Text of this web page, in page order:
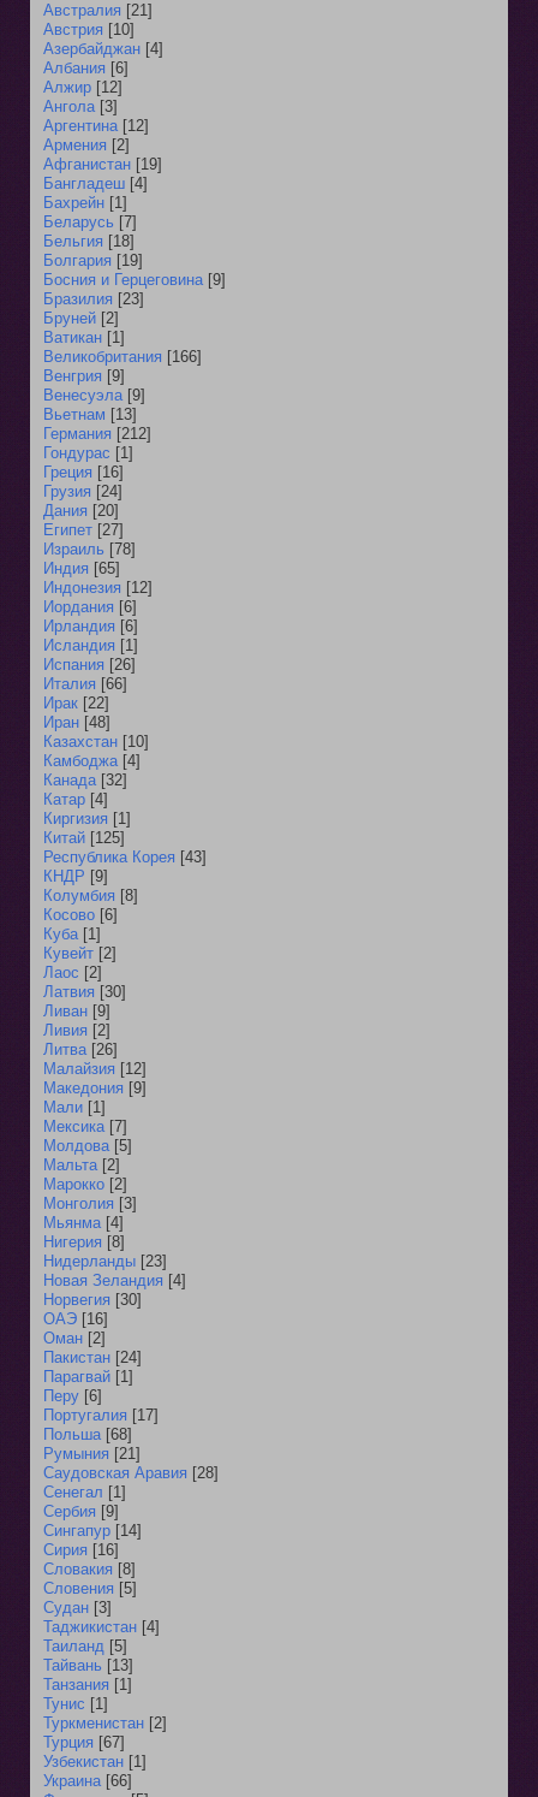
Австралия [21]
Австрия [10]
Азербайджан [4]
Албания [6]
Алжир [12]
Ангола [3]
Аргентина [12]
Армения [2]
Афганистан [19]
Бангладеш [4]
Бахрейн [1]
Беларусь [7]
Бельгия [18]
Болгария [19]
Босния и Герцеговина [9]
Бразилия [23]
Бруней [2]
Ватикан [1]
Великобритания [166]
Венгрия [9]
Венесуэла [9]
Вьетнам [13]
Германия [212]
Гондурас [1]
Греция [16]
Грузия [24]
Дания [20]
Египет [27]
Израиль [78]
Индия [65]
Индонезия [12]
Иордания [6]
Ирландия [6]
Исландия [1]
Испания [26]
Италия [66]
Ирак [22]
Иран [48]
Казахстан [10]
Камбоджа [4]
Канада [32]
Катар [4]
Киргизия [1]
Китай [125]
Республика Корея [43]
КНДР [9]
Колумбия [8]
Косово [6]
Куба [1]
Кувейт [2]
Лаос [2]
Латвия [30]
Ливан [9]
Ливия [2]
Литва [26]
Малайзия [12]
Македония [9]
Мали [1]
Мексика [7]
Молдова [5]
Мальта [2]
Марокко [2]
Монголия [3]
Мьянма [4]
Нигерия [8]
Нидерланды [23]
Новая Зеландия [4]
Норвегия [30]
ОАЭ [16]
Оман [2]
Пакистан [24]
Парагвай [1]
Перу [6]
Португалия [17]
Польша [68]
Румыния [21]
Саудовская Аравия [28]
Сенегал [1]
Сербия [9]
Сингапур [14]
Сирия [16]
Словакия [8]
Словения [5]
Судан [3]
Таджикистан [4]
Таиланд [5]
Тайвань [13]
Танзания [1]
Тунис [1]
Туркменистан [2]
Турция [67]
Узбекистан [1]
Украина [66]